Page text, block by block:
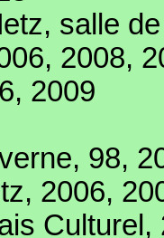
salle de
2008,
2009
98,
2006,
Culturel,